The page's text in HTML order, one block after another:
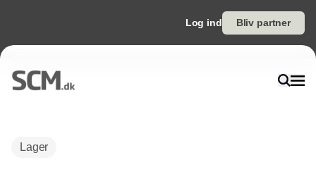
Log ind Bliv partner
Lager